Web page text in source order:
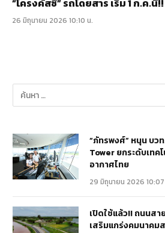
“โครงคัสซี” รถโดยสาร เริ่ม 1 ก.ค.นี้!!
26 มิถุนายน 2026 10:10 น.
“ภัทรพงศ์” หนุน บว
Tower ยกระดับเทค
อากาศไทย
29 มิถุนายน 2026
เปิดใช้แล้ว!! ถนนส
เสริมแกร่งคมนาคม